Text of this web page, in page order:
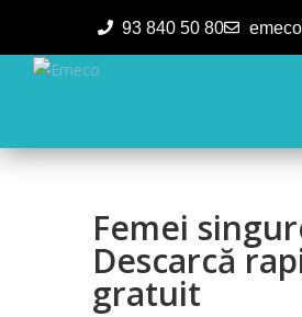
93 840 50 80
Femei
Descarcă
gratuit